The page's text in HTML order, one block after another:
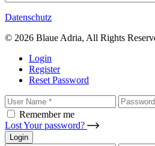
Datenschutz
© 2026 Blaue Adria, All Rights
Login
Register
Reset Password
Remember me
Lost Your password?
Login